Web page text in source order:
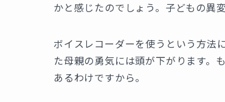
かと感じたのでしょう。子どもの異
ボイスレコーダーを使うという方法
た母親の勇気には頭が下がります。
あるわけですから。